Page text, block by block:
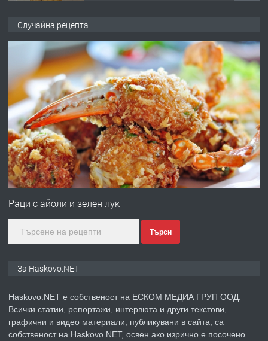
преди 2 дни
ПРЕДЛАГА
№4120 Магазин/Офис под наем в кв.
Любен Каравелов, Хасково-близо до
градската градина!
преди 2 дни
ПРЕДЛАГА
ПРОСТОРЕН ТРИСТАЕН
КУБА
преди 3 дни
ПРЕДЛАГА
Случайна рецепта
Раци с айоли и зелен лук
Търси
За Haskovo.NET
Haskovo.NET е собственост на ЕСКОМ МЕДИА ГРУП ООД.
Всички статии, репортажи, интервюта и други текстови,
графични и видео материали, публикувани в сайта, са
собственост на Haskovo.NET, освен ако изрично е посочено